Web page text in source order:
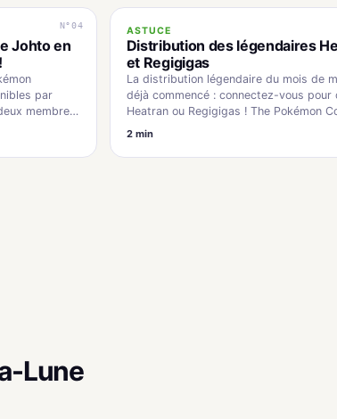
N°04
Johto en
par
membres
ASTUCE
Distribution des légendaires
et Regigigas
La distribution légendaire du mois de
déjà commencé : connectez-vous pour
Heatran ou Regigigas ! The Pokémon
l'a…
2 min
Lune